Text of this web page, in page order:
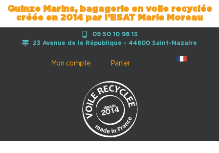
Quinze Marins, bagagerie en voile recyclée
créée en 2014 par l’ESAT Marie Moreau
09 50 10 98 13
23 Avenue de le République - 44600 Saint-Nazaire
Mon compte Panier